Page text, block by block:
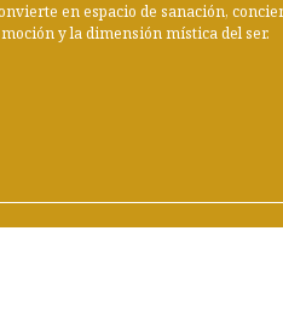
en espacio de sanación,
y la dimensión mística del ser.